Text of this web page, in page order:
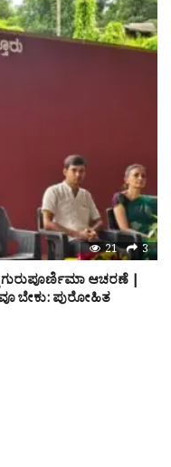
21 3
ಆಚರಣೆ |
ಬೇಕು: ಪುರೋಹಿತ